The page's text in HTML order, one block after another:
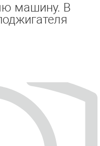
машину. В